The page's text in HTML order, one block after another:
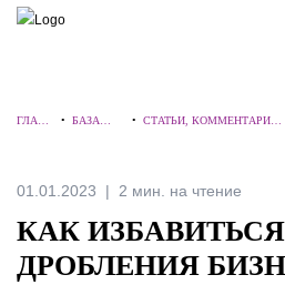
ПОИСК ПО САЙТУ
ГЛАВН
• БАЗА
•СТАТЬИ, КОММЕНТАРИИ,
01.01.2023 2 мин. на чтение
КАК
ДРОБЛЕНИЯ